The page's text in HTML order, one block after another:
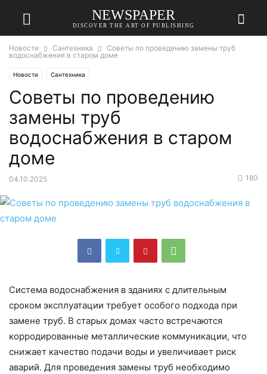
NEWSPAPER
DISCOVER THE ART OF PUBLISHING
Новости Сантехника
Советы по проведению замены труб
водоснабжения в старом доме
Новости Сантехника
Советы по проведению
замены труб
водоснабжения в старом
доме
04.10.2025 180
Система водоснабжения в зданиях с длительным
сроком эксплуатации требует особого подхода при
замене труб. В старых домах часто встречаются
корродированные металлические коммуникации, что
снижает качество подачи воды и увеличивает риск
аварий. Для проведения замены труб необходимо